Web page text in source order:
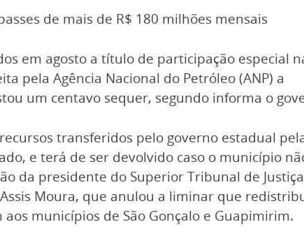
de mais de R$ 180 milhões mensais
em agosto a título de participação especial
pela Agência Nacional do Petróleo (ANP) a
um centavo sequer, segundo informa o
transferidos pelo governo estadual
e terá de ser devolvido caso o município
da presidente do Superior Tribunal de
Moura, que anulou a liminar que
municípios de São Gonçalo e Guapimirim.